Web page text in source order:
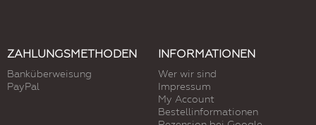
ZAHLUNGSMETHODEN
Banküberweisung
PayPal
INFORMATIONEN
Wer wir sind
Impressum
My Account
Bestellinformationen